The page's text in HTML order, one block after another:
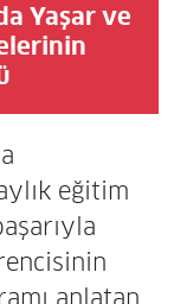
Yaşar ve
eğitim
anlatan